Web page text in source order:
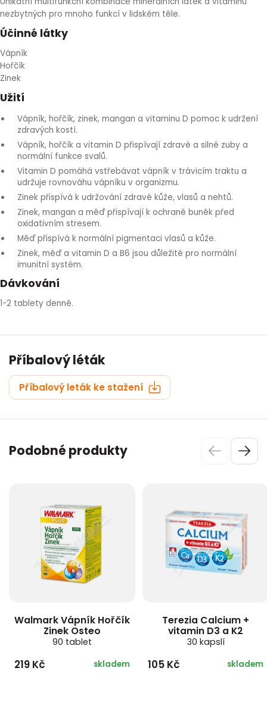
HLÍVA ÚSTŘIČNÁ
DETOXIKAČNÍ OČISTA ORGANISMU
ŠTÍTNÁ ŽLÁZA
KOENZYM Q10
SPECIÁLNÍ PÉČE O PLEŤ
AROMATERAPIE
nezbytných pro mnoho funkcí v lidském těle.
Účinné látky
Vápník
Hořčík
Zinek
Užití
Vápník, hořčík, zinek, mangan a vitaminu D pomoc k udržení
zdravých kostí.
Vápník, hořčík a vitamin D přispívají zdravé a silné zuby a
normální funkce svalů.
Vitamin D pomáhá vstřebávat vápník v trávicím traktu a
udržuje rovnováhu vápníku v organizmu.
Zinek přispívá k udržování zdravé kůže, vlasů a nehtů.
Zinek, mangan a měď přispívají k ochraně buněk před
oxidativním stresem.
Měď přispívá k normální pigmentaci vlasů a kůže.
Zinek, měď a vitamin D a B6 jsou důležité pro normální
imunitní systém.
Dávkování
1-2 tablety denně.
Příbalový léták
Příbalový leták ke stažení
Podobné produkty
Walmark Vápník Hořčík
Zinek Osteo
90 tablet
219 Kč skladem
Terezia Calcium +
vitamin D3 a K2
30 kapslí
105 Kč skladem